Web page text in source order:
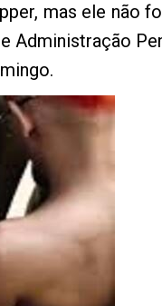
mas ele não
Administração